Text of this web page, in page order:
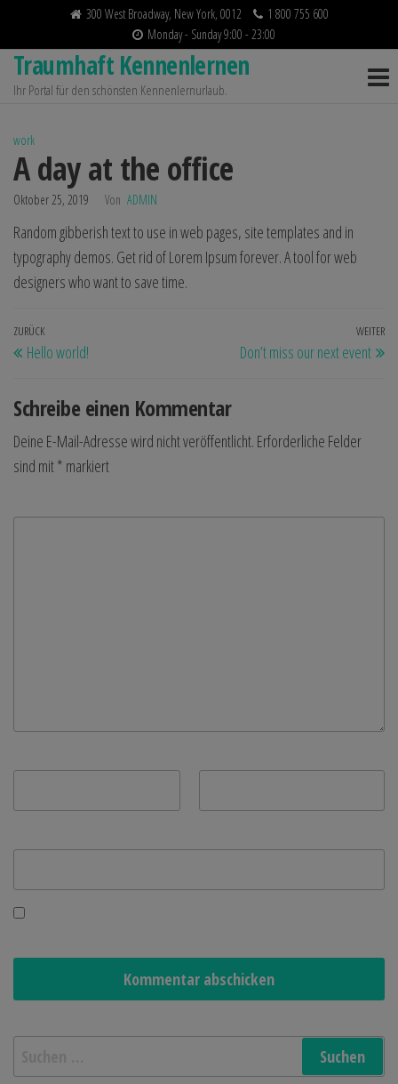
springen
300 West Broadway, New York, 0012
1 800 755 600
Monday - Sunday 9:00 - 23:00
Traumhaft Kennenlernen
Ihr Portal für den schönsten Kennenlernurlaub.
work
A day at the office
Oktober 25, 2019 Von ADMIN
Random gibberish text to use in web pages, site templates and in
typography demos. Get rid of Lorem Ipsum forever. A tool for web
designers who want to save time.
Beitragsnavigation
Vorheriger
Beitrag
ZURÜCK
Hello world!
WEITER
Don’t miss our next event
Schreibe einen Kommentar
Deine E-Mail-Adresse wird nicht veröffentlicht. Erforderliche Felder
sind mit* markiert
nach: